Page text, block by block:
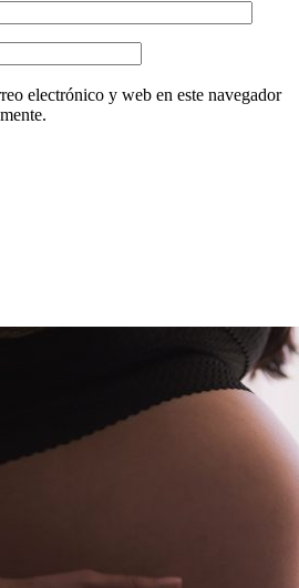
electrónico y web en este navegador